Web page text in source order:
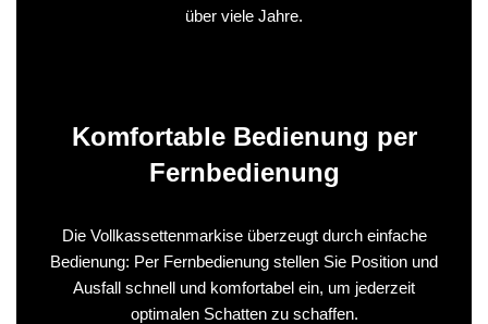
über viele Jahre.
Komfortable Bedienung per
Fernbedienung
Die Vollkassettenmarkise überzeugt durch einfache
Bedienung: Per Fernbedienung stellen Sie Position und
Ausfall schnell und komfortabel ein, um jederzeit
optimalen Schatten zu schaffen.